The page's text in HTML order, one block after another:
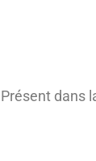
dans